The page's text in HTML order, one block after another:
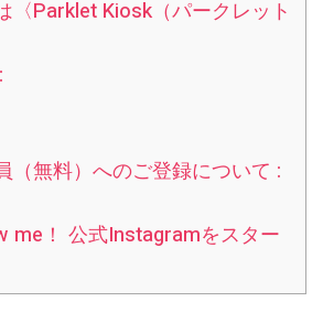
〈Parklet Kiosk（パークレット
（無料）へのご登録について :
me！ 公式Instagramをスター